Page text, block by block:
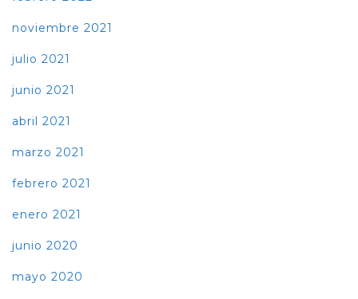
noviembre 2021
julio 2021
junio 2021
abril 2021
marzo 2021
febrero 2021
enero 2021
junio 2020
mayo 2020